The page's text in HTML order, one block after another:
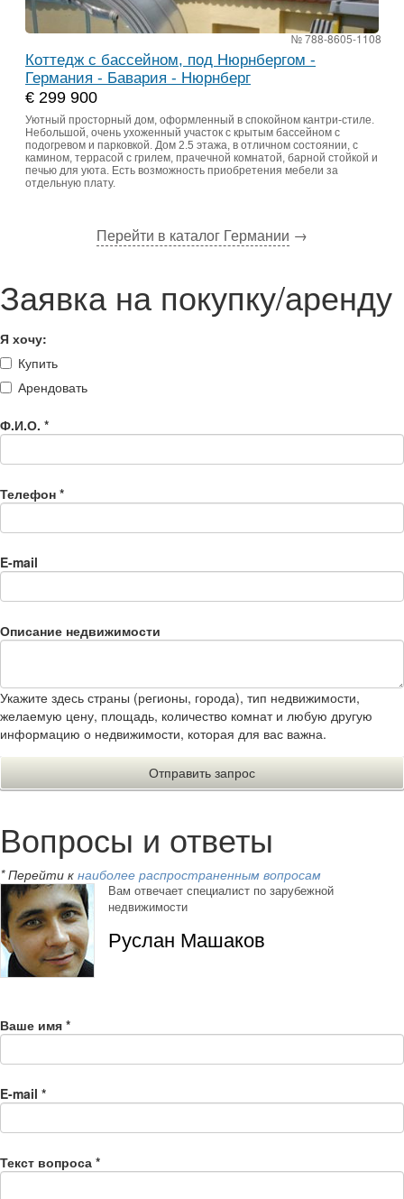
№ 788-8605-1108
Коттедж с бассейном, под Нюрнбергом -
Германия - Бавария - Нюрнберг
€ 299 900
Уютный просторный дом, оформленный в спокойном кантри-стиле.
Небольшой, очень ухоженный участок с крытым бассейном с
подогревом и парковкой. Дом 2.5 этажа, в отличном состоянии, с
камином, террасой с грилем, прачечной комнатой, барной стойкой и
печью для уюта. Есть возможность приобретения мебели за
отдельную плату.
Перейти в каталог Германии →
Заявка на покупку/аренду
Я хочу:
Купить
Арендовать
Ф.И.О. *
Телефон *
E-mail
Описание недвижимости
Укажите здесь страны (регионы, города), тип недвижимости,
желаемую цену, площадь, количество комнат и любую другую
информацию о недвижимости, которая для вас важна.
Вопросы и ответы
* Перейти к наиболее распространенным вопросам
Вам отвечает специалист по зарубежной
недвижимости
Руслан Машаков
Ваше имя *
E-mail *
Текст вопроса *